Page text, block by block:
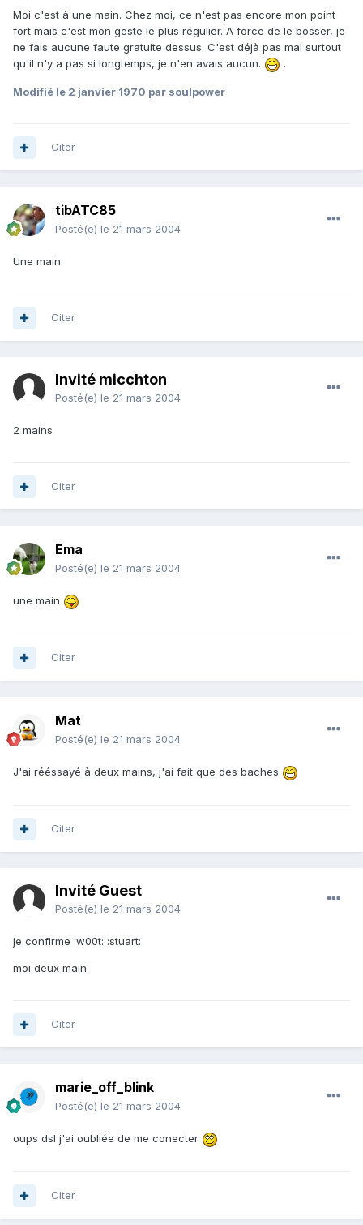
Moi c'est à une main. Chez moi, ce n'est pas encore mon point
fort mais c'est mon geste le plus régulier. A force de le bosser, je
ne fais aucune faute gratuite dessus. C'est déjà pas mal surtout
qu'il n'y a pas si longtemps, je n'en avais aucun.
.
Modifié le 2 janvier 1970 par soulpower
Citer
tibATC85
Posté(e) le 21 mars 2004
Une main
Citer
Invité micchton
Posté(e) le 21 mars 2004
2 mains
Citer
Ema
Posté(e) le 21 mars 2004
une main
Citer
Mat
Posté(e) le 21 mars 2004
J'ai rééssayé à deux mains, j'ai fait que des baches
Citer
Invité Guest
Posté(e) le 21 mars 2004
je confirme :w00t: :stuart:
moi deux main.
Citer
marie_off_blink
Posté(e) le 21 mars 2004
oups dsl j'ai oubliée de me conecter
Citer